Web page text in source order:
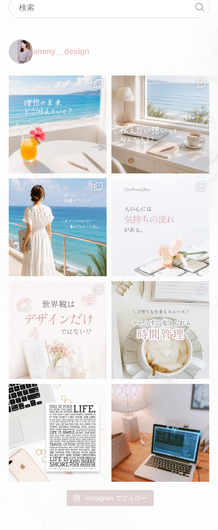
ammy__design
Instagram でフォロー